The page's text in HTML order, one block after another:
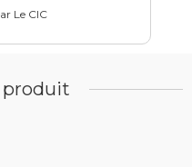
produit